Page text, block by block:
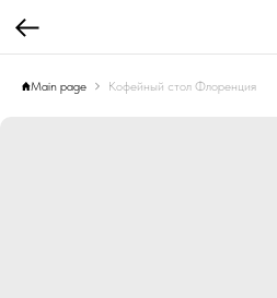
Main page Кофейный стол Флоренция